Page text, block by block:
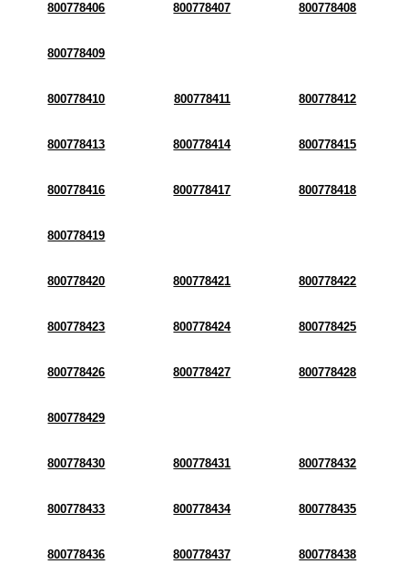
800778406 800778407 800778408
800778409
800778410 800778411 800778412
800778413 800778414 800778415
800778416 800778417 800778418
800778419
800778420 800778421 800778422
800778423 800778424 800778425
800778426 800778427 800778428
800778429
800778430 800778431 800778432
800778433 800778434 800778435
800778436 800778437 800778438